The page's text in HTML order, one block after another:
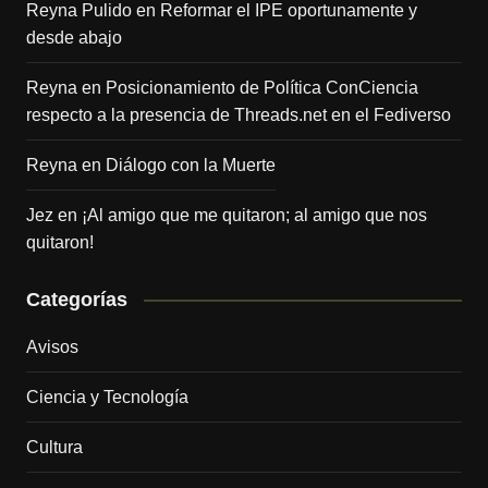
Reyna Pulidoen Reformar el IPE oportunamente y
desde abajo
Reyna en Posicionamiento de Política ConCiencia
respecto a la presencia de Threads.net en el Fediverso
Reyna en Diálogo con la Muerte
Jez en ¡Al amigo que me quitaron; al amigo que nos
quitaron!
Categorías
Avisos
Ciencia y Tecnología
Cultura